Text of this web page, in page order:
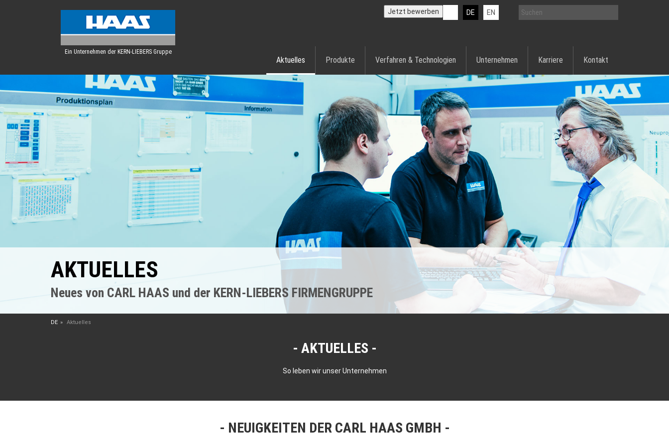
Ein Unternehmen der KERN-LIEBERS Gruppe
DE EN
Jetzt bewerben
Aktuelles Produkte Verfahren & Technologien Unternehmen Karriere Kontakt
AKTUELLES
Neues von CARL HAAS und der KERN-LIEBERS FIRMENGRUPPE
DE Aktuelles
AKTUELLES
So leben wir unser Unternehmen
NEUIGKEITEN DER CARL HAAS GMBH